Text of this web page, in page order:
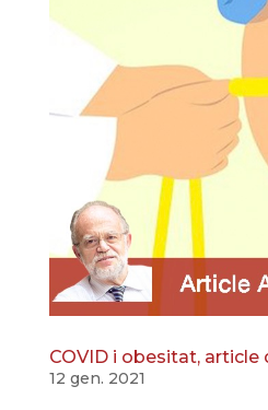
COVID i obesitat, article
12 gen. 2021